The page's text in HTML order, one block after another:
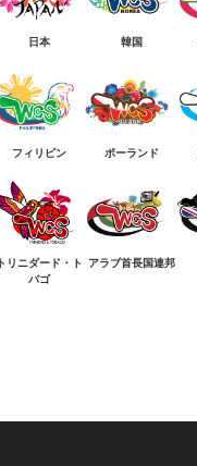
日本 韓国
フィリピン ポーランド
トリニダード・ト
バゴ
アラブ首長国連邦